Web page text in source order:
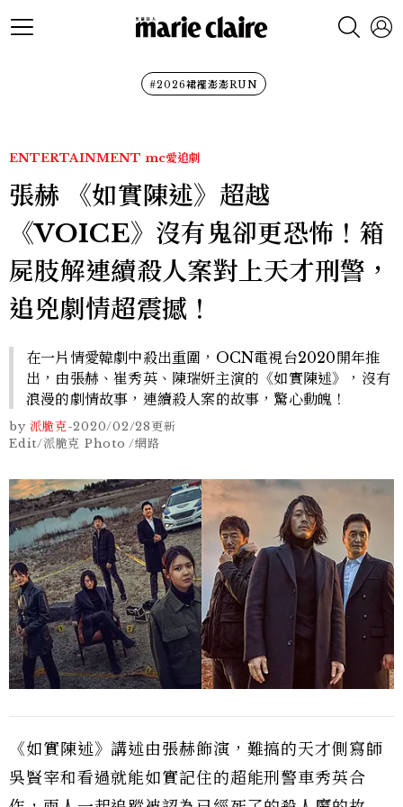
#2026裙襬澎澎RUN
ENTERTAINMENT mc愛追劇
張赫 《如實陳述》超越
《VOICE》沒有鬼卻更恐怖！箱
屍肢解連續殺人案對上天才刑警，
追兇劇情超震撼！
在一片情愛韓劇中殺出重圍，OCN電視台2020開年推
出，由張赫、崔秀英、陳瑞妍主演的《如實陳述》，沒有
浪漫的劇情故事，連續殺人案的故事，驚心動魄！
by 派脆克-2020/02/28更新
Edit/派脆克 Photo /網路
《如實陳述》講述由張赫飾演，難搞的天才側寫師
吳賢宰和看過就能如實記住的超能刑警車秀英合